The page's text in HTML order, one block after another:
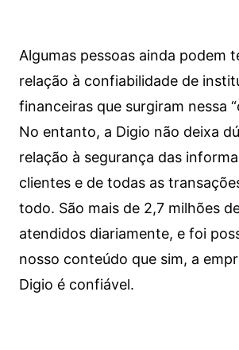
Algumas pessoas ainda podem
relação à confiabilidade de
financeiras que surgiram nessa
No entanto, a Digio não deixa
relação à segurança das
clientes e de todas as
todo. São mais de 2,7 milhões
atendidos diariamente, e foi
nosso conteúdo que sim, a
Digio é confiável.